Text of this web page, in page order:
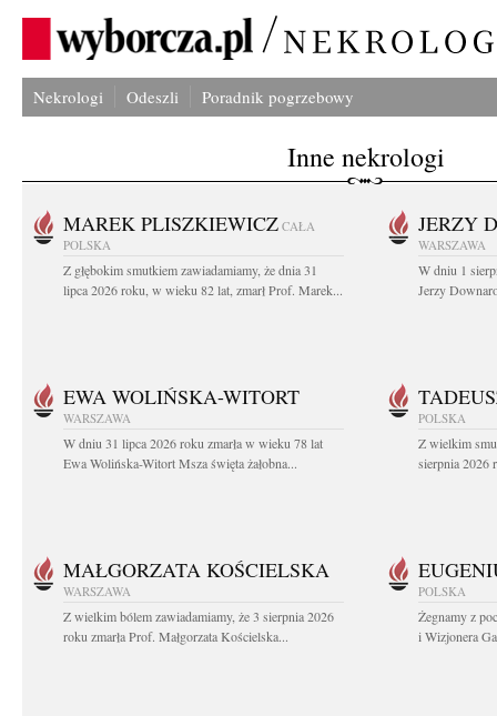
Nekrologi Odeszli Poradnik pogrzebowy
Inne nekrologi
MAREK PLISZKIEWICZ CAŁA
POLSKA
Z głębokim smutkiem zawiadamiamy, że dnia 31
lipca 2026 roku, w wieku 82 lat, zmarł Prof. Marek...
JERZY
WARSZAWA
W dniu 1
Jerzy
EWA WOLIŃSKA-WITORT
WARSZAWA
W dniu 31 lipca 2026 roku zmarła w wieku 78 lat
Ewa Wolińska-Witort Msza święta żałobna...
POLSKA
Z wielkim
sierpnia 2026
MAŁGORZATA KOŚCIELSKA
WARSZAWA
Z wielkim bólem zawiadamiamy, że 3 sierpnia 2026
roku zmarła Prof. Małgorzata Kościelska...
POLSKA
Żegnamy z
i Wizjonera